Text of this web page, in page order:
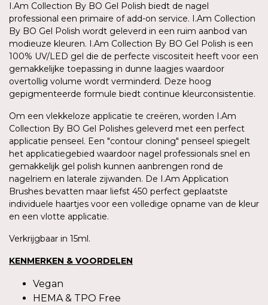
I.Am Collection By BO Gel Polish biedt de nagel
professional een primaire of add-on service. I.Am Collection
By BO Gel Polish wordt geleverd in een ruim aanbod van
modieuze kleuren. I.Am Collection By BO Gel Polish is een
100% UV/LED gel die de perfecte viscositeit heeft voor een
gemakkelijke toepassing in dunne laagjes waardoor
overtollig volume wordt verminderd. Deze hoog
gepigmenteerde formule biedt continue kleurconsistentie.
Om een vlekkeloze applicatie te creëren, worden I.Am
Collection By BO Gel Polishes geleverd met een perfect
applicatie penseel. Een "contour cloning" penseel spiegelt
het applicatiegebied waardoor nagel professionals snel en
gemakkelijk gel polish kunnen aanbrengen rond de
nagelriem en laterale zijwanden. De I.Am Application
Brushes bevatten maar liefst 450 perfect geplaatste
individuele haartjes voor een volledige opname van de kleur
en een vlotte applicatie.
Verkrijgbaar in 15ml.
KENMERKEN & VOORDELEN
Vegan
HEMA & TPO Free